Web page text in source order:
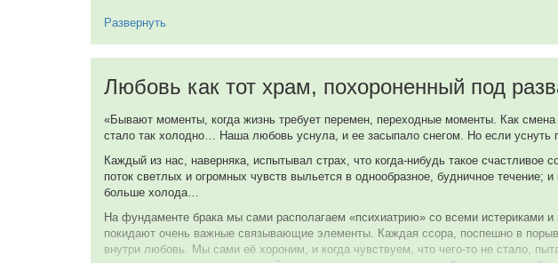
Jordin
Сайлас Уэйр Митчелл
Weeping Man
Мари Маршалл
Headset
Дж. Такер Смит
Художник
Монтажер
Раскрыть центральную тему и перечислить все «лакомые места» не хватит
Сцена в метро у таксофона: разговор непробиваемого и слишком погруженного
Перекус в открытом кафе на свежем, бодрящем воздухе на пересечении двух
официантом, с пластмассовой вилкой и с не разделяющей его негодование
Тот же брат Анны, но уже в лифте, который поднимался настолько долго, что
оделся, но и облегчился, заполнив все пространство лифта собой, адреналином и
И там еще очень много «деликатесов» для истинных «гурманов». И в
поворачивается назвать его актером второго плана) Кэмпбелла Скотта.
погоней. А погоня!.. Это отдельная песня. Не буду ничего раскрывать, просто
из кармана пальто героя Кэмпбелла» и тот неповторимый, сопроводивший
Развернуть
Любовь как тот храм, похороненный под
«Бывают моменты, когда жизнь требует перемен, переходные моменты. Как
стало так холодно… Наша любовь уснула, и ее засыпало снегом. Но если
Каждый из нас, наверняка, испытывал страх, что когда-нибудь такое
поток светлых и огромных чувств выльется в однообразное, будничное
больше холода…
На фундаменте брака мы сами располагаем «психиатрию» со всеми истериками
покидают очень важные связывающие элементы. Каждая ссора, поспешно в
внутри любовь. Мы сами её хороним, и когда чувствуем, что чего-то не стало,